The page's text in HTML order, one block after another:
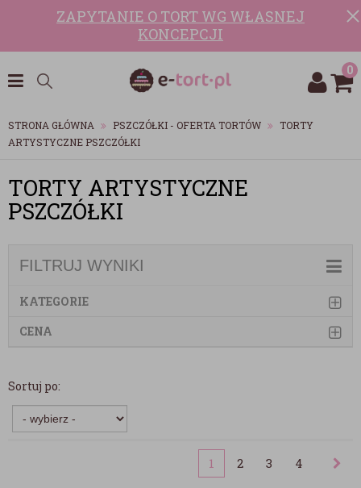
ZAPYTANIE O TORT WG WŁASNEJ
KONCEPCJI
0
STRONA GŁÓWNA PSZCZÓŁKI - OFERTA TORTÓW
TORTY
ARTYSTYCZNE PSZCZÓŁKI
TORTY ARTYSTYCZNE
PSZCZÓŁKI
FILTRUJ WYNIKI
KATEGORIE
CENA
Sortuj po:
1 2 3 4